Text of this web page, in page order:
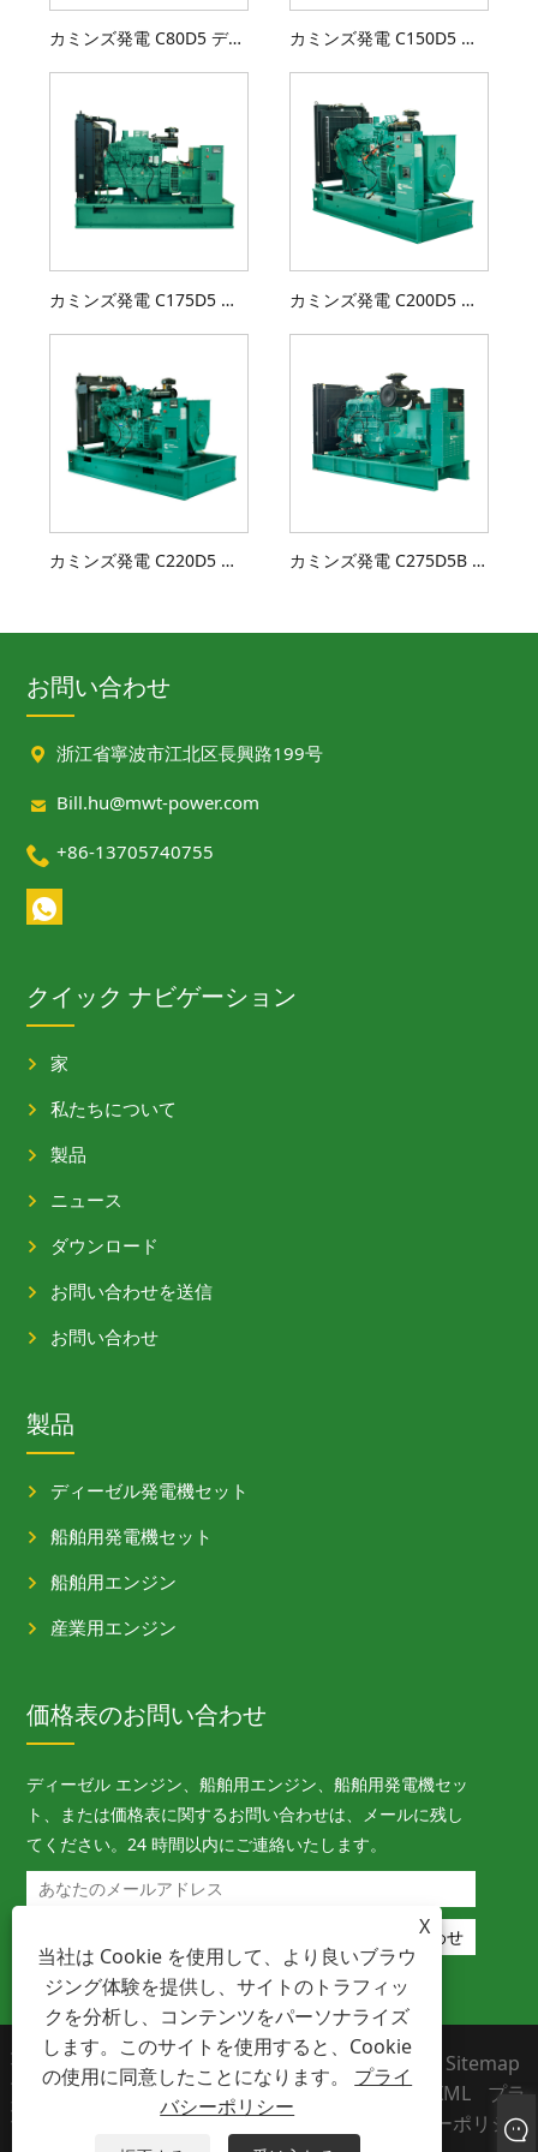
カミンズ発電 C80D5 ディーゼル発電機セット カミンズ発電 C150D5 ディーゼル発電機セット
カミンズ発電 C175D5 ディーゼル発電機セット カミンズ発電 C200D5 ディーゼル発電機セット
カミンズ発電 C220D5 ディーゼル発電機セット カミンズ発電 C275D5B ディーゼル発電機セット
X
当社は Cookie を使用して、より良いブラウ
ジング体験を提供し、サイトのトラフィッ
クを分析し、コンテンツをパーソナライズ
します。このサイトを使用すると、Cookie
の使用に同意したことになります。 プライ
バシーポリシー
お問い合わせ
 浙江省寧波市江北区長興路199号
 Bill.hu@mwt-power.com
 +86-13705740755
クイック ナビゲーション
家
私たちについて
製品
ニュース
ダウンロード
お問い合わせを送信
お問い合わせ
製品
ディーゼル発電機セット
船舶用発電機セット
船舶用エンジン
産業用エンジン
価格表のお問い合わせ
ディーゼル エンジン、船舶用エンジン、船舶用発電機セッ
ト、または価格表に関するお問い合わせは、メールに残し
てください。24 時間以内にご連絡いたします。
著作権 © 2023 寧波メガワット機械有限公司
- ディーゼル エンジン、船舶用エンジン、船
舶用発電機セット - すべての権利を留保しま
す。
Links
Sitemap
RSS
XML
プラ
イバシーポリシ